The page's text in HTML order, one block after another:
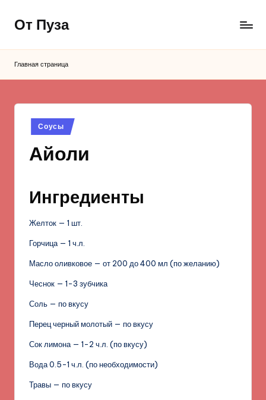
Перейти
содержимому
От Пуза
вкусные
Главная страница
Опубликовано
в
Соусы
Айоли
Ингредиенты
Желток — 1 шт.
Горчица — 1 ч.л.
Масло оливковое — от 200 до 400 мл (по желанию)
Чеснок — 1-3 зубчика
Соль — по вкусу
Перец черный молотый — по вкусу
Сок лимона — 1-2 ч.л. (по вкусу)
Вода 0.5-1 ч.л. (по необходимости)
Травы — по вкусу